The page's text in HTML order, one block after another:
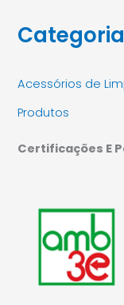
Acessórios de
Produtos
Certificações E